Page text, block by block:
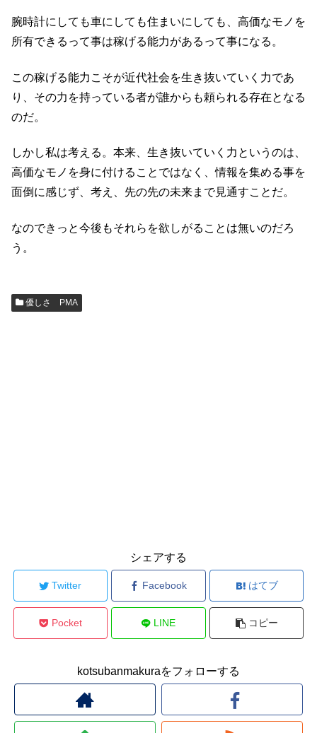
腕時計にしても車にしても住まいにしても、高価なモノを
所有できるって事は稼げる能力があるって事になる。
この稼げる能力こそが近代社会を生き抜いていく力であ
り、その力を持っている者が誰からも頼られる存在となる
のだ。
しかし私は考える。本来、生き抜いていく力というのは、
高価なモノを身に付けることではなく、情報を集める事を
面倒に感じず、考え、先の先の未来まで見通すことだ。
なのできっと今後もそれらを欲しがることは無いのだろ
う。
優しさ PMA
シェアする
Twitter Facebook はてブ
Pocket LINE コピー
kotsubanmakuraをフォローする